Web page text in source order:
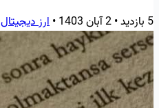
5 بازدید •2 آبان 1403 •ارز دیجیتال